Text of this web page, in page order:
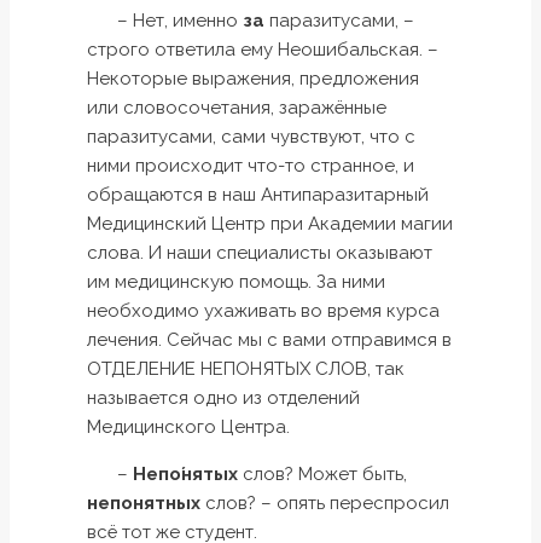
– Нет, именно за паразитусами, –
строго ответила ему Неошибальская. –
Некоторые выражения, предложения
или словосочетания, заражённые
паразитусами, сами чувствуют, что с
ними происходит что-то странное, и
обращаются в наш Антипаразитарный
Медицинский Центр при Академии магии
слова. И наши специалисты оказывают
им медицинскую помощь. За ними
необходимо ухаживать во время курса
лечения. Сейчас мы с вами отправимся в
ОТДЕЛЕНИЕ НЕПОНЯТЫХ СЛОВ, так
называется одно из отделений
Медицинского Центра.
– Непо́нятых слов? Может быть,
непонятных слов? – опять переспросил
всё тот же студент.